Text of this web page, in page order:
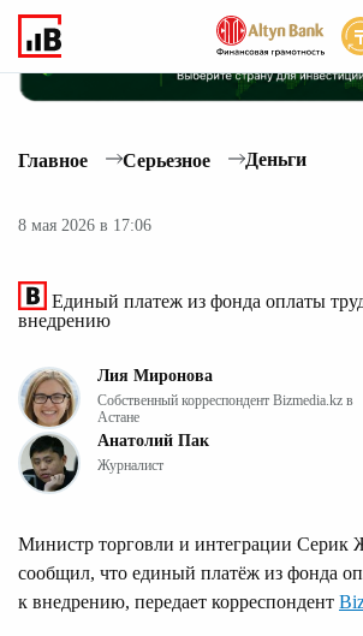
Главное Серьезное Деньги
8 мая 2026 в 17:06
Единый платеж из фонда оплаты
внедрению
Лия Миронова
Собственный корреспондент Bizmedia.kz в
Астане
Анатолий Пак
Журналист
Министр торговли и интеграции Серик
сообщил, что единый платёж из фонда
к внедрению, передает корреспондент